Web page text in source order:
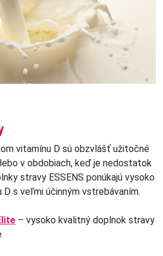
vitamínu D sú obzvlášť užitočné
v obdobiach, keď je nedostatok
stravy ESSENS ponúkajú vysoko
s veľmi účinným vstrebávaním.
– vysoko kvalitný doplnok stravy